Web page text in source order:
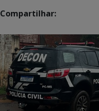
Compartilhar: